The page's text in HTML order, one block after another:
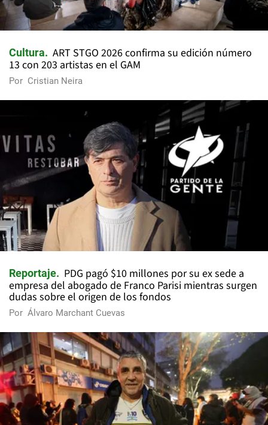
Cultura
ART STGO 2026 confirma su edición número
13 con 203 artistas en el GAM
Por Cristian Neira
Reportaje
PDG pagó $10 millones por su ex sede a
empresa del abogado de Franco Parisi mientras surgen
dudas sobre el origen de los fondos
Por Álvaro Marchant Cuevas